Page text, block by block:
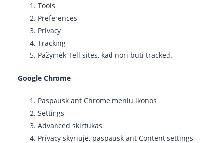
Tools
Preferences
Privacy
Tracking
Pažymėk Tell sites, kad nori būti tracked.
Google Chrome
Paspausk ant Chrome meniu ikonos
Settings
Advanced skirtukas
Privacy skyriuje, paspausk ant Content settings